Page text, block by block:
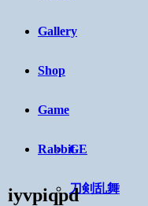
Gallery
Shop
Game
GE
刀剣乱舞
Rabbit
iyvpiqpd